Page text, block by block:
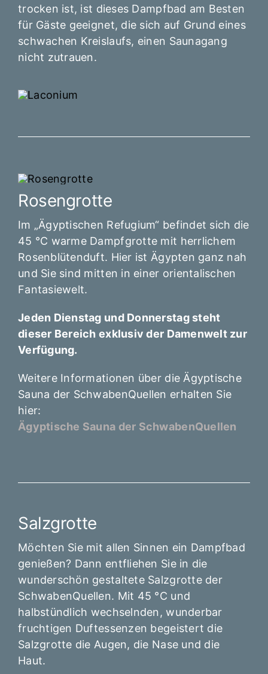
trocken ist, ist dieses Dampfbad am Besten
für Gäste geeignet, die sich auf Grund eines
schwachen Kreislaufs, einen Saunagang
nicht zutrauen.
Rosengrotte
Im „Ägyptischen Refugium“ befindet sich die
45 °C warme Dampfgrotte mit herrlichem
Rosenblütenduft. Hier ist Ägypten ganz nah
und Sie sind mitten in einer orientalischen
Fantasiewelt.
Jeden Dienstag und Donnerstag steht
dieser Bereich exklusiv der Damenwelt zur
Verfügung.
Weitere Informationen über die Ägyptische
Sauna der SchwabenQuellen erhalten Sie
hier:
Ägyptische Sauna der SchwabenQuellen
Salzgrotte
Möchten Sie mit allen Sinnen ein Dampfbad
genießen? Dann entfliehen Sie in die
wunderschön gestaltete Salzgrotte der
SchwabenQuellen. Mit 45 °C und
halbstündlich wechselnden, wunderbar
fruchtigen Duftessenzen begeistert die
Salzgrotte die Augen, die Nase und die
Haut.